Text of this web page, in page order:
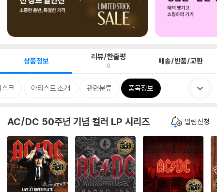
상품정보 리뷰/한줄평
0 배송/반품/교환
스크 아티스트 소개 관련분류 품목정보
AC/DC 50주년 기념 컬러 LP 시리즈 알림신청